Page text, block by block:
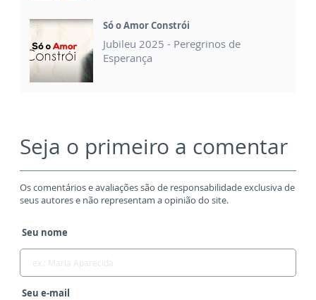
Só o Amor Constrói
Jubileu 2025 - Peregrinos de
Esperança
Seja o primeiro a comentar
Os comentários e avaliações são de responsabilidade exclusiva de
seus autores e não representam a opinião do site.
Seu nome
Seu e-mail